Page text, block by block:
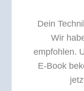
Dein
Wir
empfohlen.
E-Book